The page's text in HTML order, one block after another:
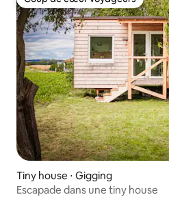
Coup de cœur voyageurs
Tiny house ⋅ Gigging
Escapade dans une tiny house